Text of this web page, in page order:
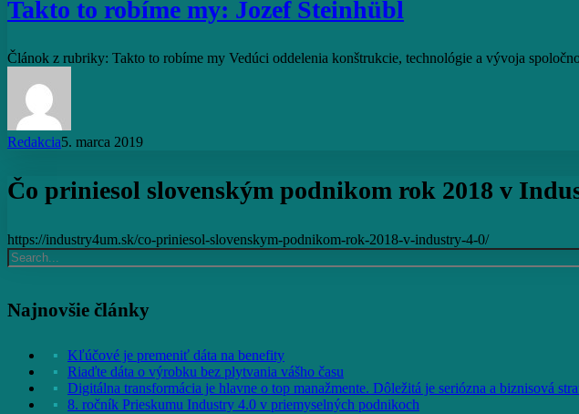
my:
Jozef
Takto to robíme my: Jozef Steinhübl
Článok z rubriky: Takto to robíme my Vedúci oddelenia konštrukcie, technológie a vývoja
Redakcia5. marca 2019
Čo priniesol slovenským podnikom rok 2018 v
https://industry4um.sk/co-priniesol-slovenskym-podnikom-rok-2018-v-industry-4-0/
Najnovšie články
Kľúčové je premeniť dáta na benefity
Riaďte dáta o výrobku bez plytvania vášho času
Digitálna transformácia je hlavne o top manažmente. Dôležitá je seriózna a biznisová
8. ročník Prieskumu Industry 4.0 v priemyselných podnikoch